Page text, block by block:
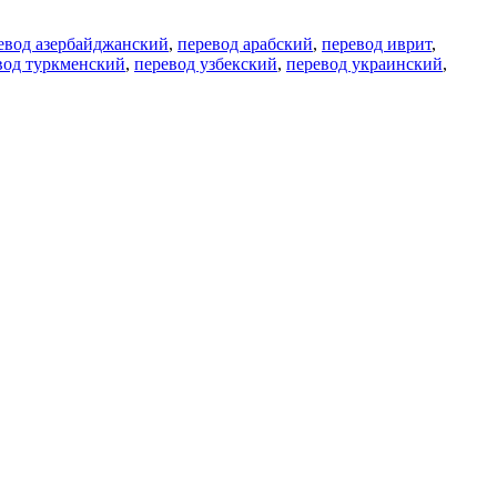
азербайджанский, перевод арабский, перевод иврит,
туркменский, перевод узбекский, перевод украинский,